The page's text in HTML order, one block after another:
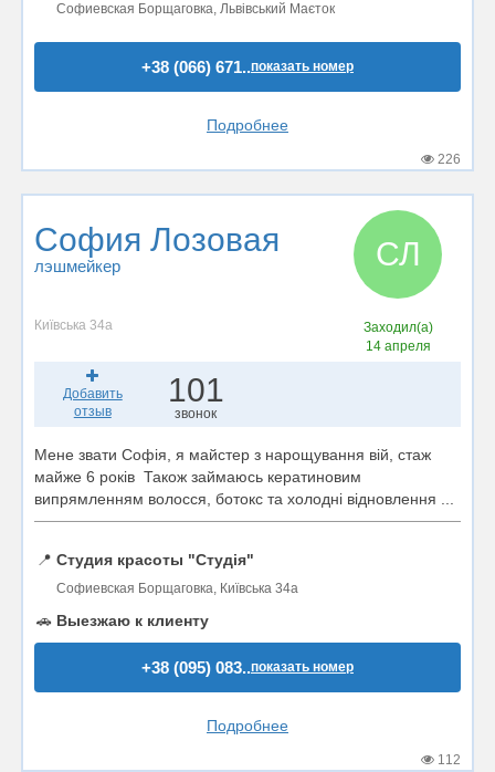
Софиевская Борщаговка, Львівський Маєток
+38 (066) 671..показать номер
Подробнее
226
София Лозовая
лэшмейкер СЛ
Київська 34а
Заходил(а)
14 апреля
Добавить
отзыв
101
звонок
Мене звати Софія, я майстер з нарощування вій, стаж
майже 6 років Також займаюсь кератиновим
випрямленням волосся, ботокс та холодні відновлення ...
📍 Студия красоты "Студія"
Софиевская Борщаговка, Київська 34а
🚗 Выезжаю к клиенту
+38 (095) 083..показать номер
Подробнее
112